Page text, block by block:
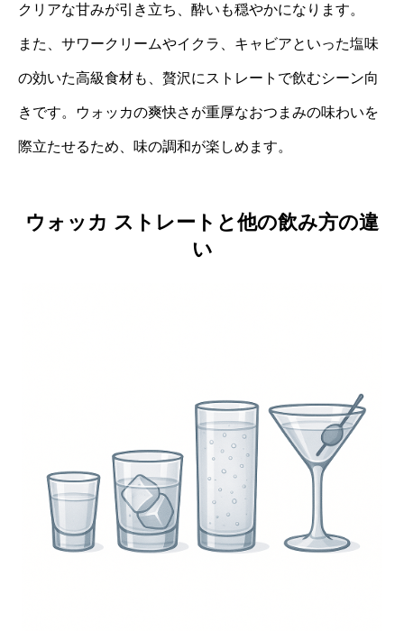
クリアな甘みが引き立ち、酔いも穏やかになります。
また、サワークリームやイクラ、キャビアといった塩味
の効いた高級食材も、贅沢にストレートで飲むシーン向
きです。ウォッカの爽快さが重厚なおつまみの味わいを
際立たせるため、味の調和が楽しめます。
ウォッカ ストレートと他の飲み方の違
い